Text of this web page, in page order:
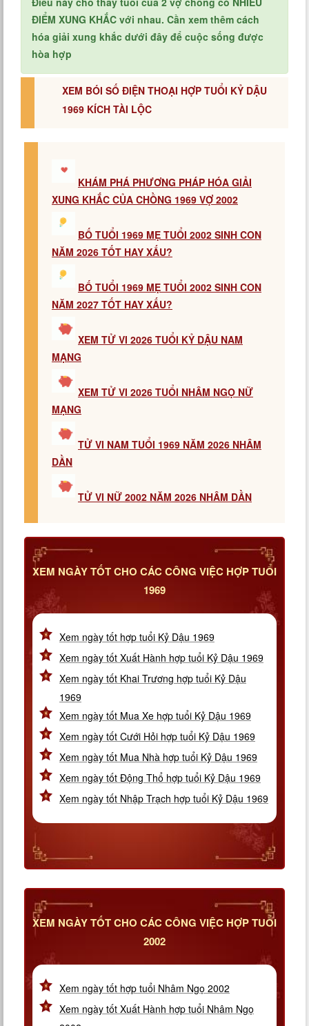
ĐIỂM XUNG KHẮC với nhau. Cần xem thêm cách
hóa giải xung khắc dưới đây để cuộc sống được
hòa hợp
XEM BÓI SỐ ĐIỆN THOẠI HỢP TUỔI KỶ DẬU
1969 KÍCH TÀI LỘC
KHÁM PHÁ PHƯƠNG PHÁP HÓA GIẢI
XUNG KHẮC CỦA CHỒNG 1969 VỢ 2002
BỐ TUỔI 1969 MẸ TUỔI 2002 SINH CON
NĂM 2026 TỐT HAY XẤU?
BỐ TUỔI 1969 MẸ TUỔI 2002 SINH CON
NĂM 2027 TỐT HAY XẤU?
XEM TỬ VI 2026 TUỔI KỶ DẬU NAM
MẠNG
XEM TỬ VI 2026 TUỔI NHÂM NGỌ NỮ
MẠNG
TỬ VI NAM TUỔI 1969 NĂM 2026 NHÂM
DẦN
TỬ VI NỮ 2002 NĂM 2026 NHÂM DẦN
XEM NGÀY TỐT CHO CÁC CÔNG VIỆC HỢP TUỔI
1969
Xem ngày tốt hợp tuổi Kỷ Dậu 1969
Xem ngày tốt Xuất Hành hợp tuổi Kỷ Dậu 1969
Xem ngày tốt Khai Trương hợp tuổi Kỷ Dậu
1969
Xem ngày tốt Mua Xe hợp tuổi Kỷ Dậu 1969
Xem ngày tốt Cưới Hỏi hợp tuổi Kỷ Dậu 1969
Xem ngày tốt Mua Nhà hợp tuổi Kỷ Dậu 1969
Xem ngày tốt Động Thổ hợp tuổi Kỷ Dậu 1969
Xem ngày tốt Nhập Trạch hợp tuổi Kỷ Dậu 1969
XEM NGÀY TỐT CHO CÁC CÔNG VIỆC HỢP TUỔI
2002
Xem ngày tốt hợp tuổi Nhâm Ngọ 2002
Xem ngày tốt Xuất Hành hợp tuổi Nhâm Ngọ